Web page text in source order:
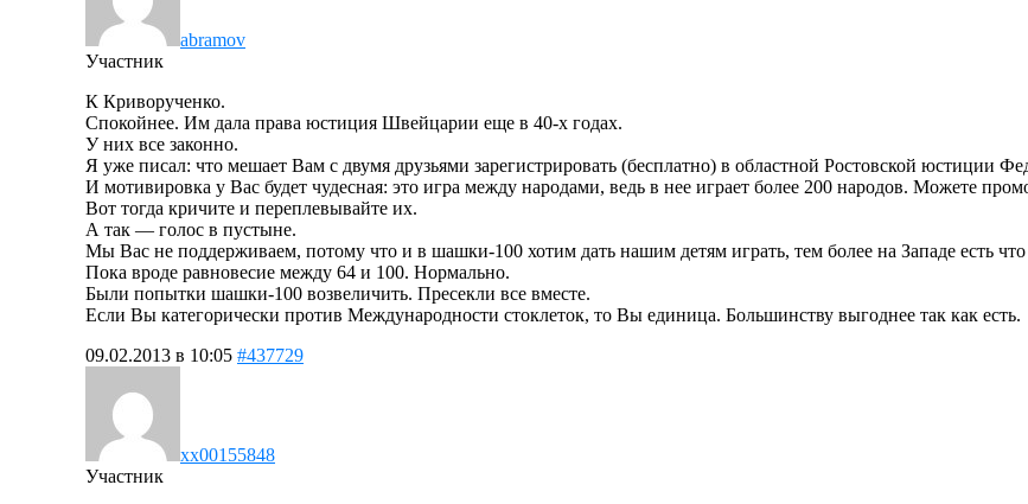
abramov
Участник
К Криворученко.
Спокойнее. Им дала права юстиция Швейцарии еще в 40-х годах.
У них все законно.
Я уже писал: что мешает Вам с двумя друзьями зарегистрировать (бесплатно) в областной Ростовской юстиции
И мотивировка у Вас будет чудесная: это игра между народами, ведь в нее играет более 200 народов. Можете
Вот тогда кричите и переплевывайте их.
А так — голос в пустыне.
Мы Вас не поддерживаем, потому что и в шашки-100 хотим дать нашим детям играть, тем более на Западе есть
Пока вроде равновесие между 64 и 100. Нормально.
Были попытки шашки-100 возвеличить. Пресекли все вместе.
Если Вы категорически против Международности стоклеток, то Вы единица. Большинству выгоднее так как есть.
09.02.2013 в 10:05 #437729
xx00155848
Участник